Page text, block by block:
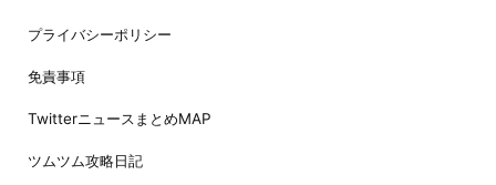
プライバシーポリシー
免責事項
TwitterニュースまとめMAP
ツムツム攻略日記